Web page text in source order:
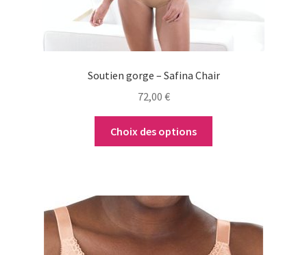
Soutien gorge – Safina Chair
72,00 €
Choix des options
sur
la
page
produit
Ce
a